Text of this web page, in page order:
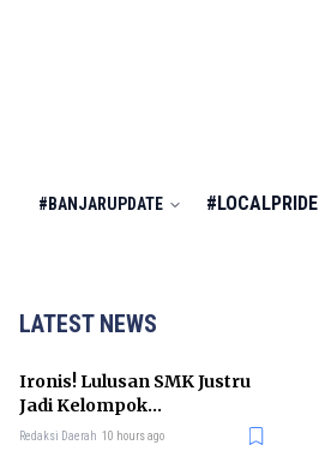
#BANJARUPDATE #LOCALPRIDE
LATEST NEWS
Ironis! Lulusan SMK Justru
Jadi Kelompok
Pengangguran Terbanyak
Redaksi Daerah 10 hours ago